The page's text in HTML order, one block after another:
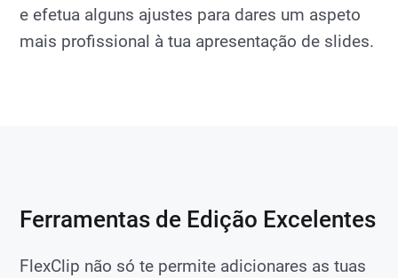
e efetua alguns ajustes para dares um aspeto
mais profissional à tua apresentação de slides.
Ferramentas de Edição Excelentes
FlexClip não só te permite adicionares as tuas